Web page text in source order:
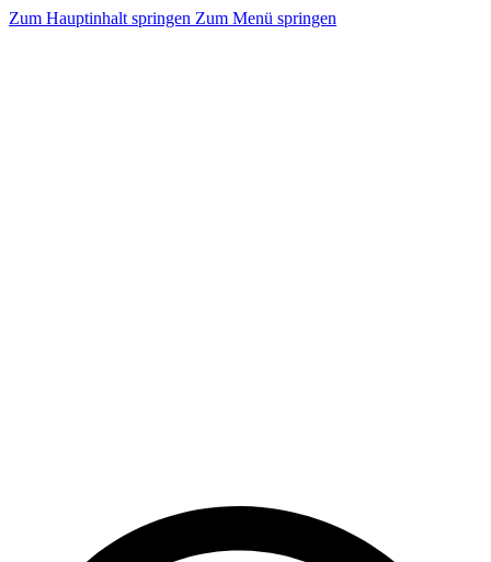
Zum Hauptinhalt springen Zum Menü springen